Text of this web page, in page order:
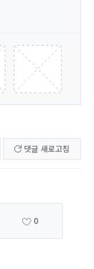
댓글 새로고침
0